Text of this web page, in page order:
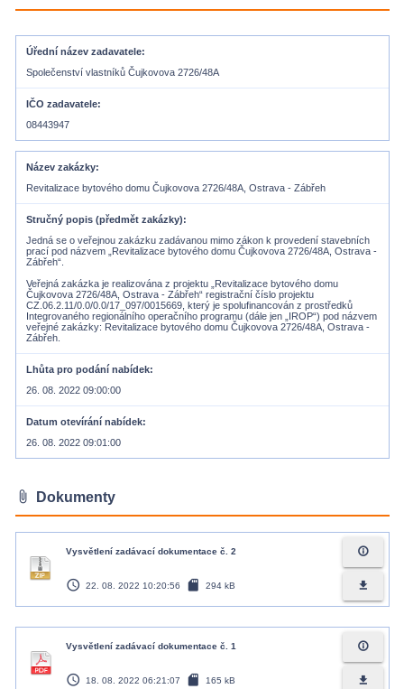
Úřední název zadavatele
Společenství vlastníků Čujkovova 2726/48A
IČO zadavatele
08443947
Název zakázky
Revitalizace bytového domu Čujkovova 2726/48A, Ostrava - Zábřeh
Stručný popis (předmět zakázky)
Jedná se o veřejnou zakázku zadávanou mimo zákon k provedení stavebních
prací pod názvem „Revitalizace bytového domu Čujkovova 2726/48A, Ostrava -
Zábřeh“.
Veřejná zakázka je realizována z projektu „Revitalizace bytového domu
Čujkovova 2726/48A, Ostrava - Zábřeh“ registrační číslo projektu
CZ.06.2.11/0.0/0.0/17_097/0015669, který je spolufinancován z prostředků
Integrovaného regionálního operačního programu (dále jen „IROP“) pod názvem
veřejné zakázky: Revitalizace bytového domu Čujkovova 2726/48A, Ostrava -
Zábřeh.
Lhůta pro podání nabídek
26. 08. 2022 09:00:00
Datum otevírání nabídek
26. 08. 2022 09:01:00
attach_file Dokumenty
Vysvětlení zadávací dokumentace č. 2
access_time 22. 08. 2022 10:20:56 sd_card 294 kB
info_outline
file_download
Vysvětlení zadávací dokumentace č. 1
access_time 18. 08. 2022 06:21:07 sd_card 165 kB
info_outline
file_download